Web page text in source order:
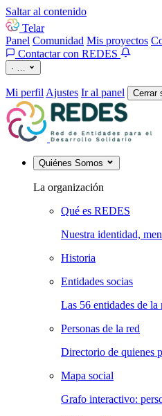
Saltar al contenido
Telar
Panel Comunidad Mis proyectos
Contactar con REDES
· …
Mi perfil Ajustes Ir al panel Cerrar
Quiénes Somos
La organización
Qué es REDES
Nuestra identidad,
Historia
Entidades socias
Las 56 entidades de la
Personas de la red
Directorio de quienes
Mapa social
Grafo interactivo: